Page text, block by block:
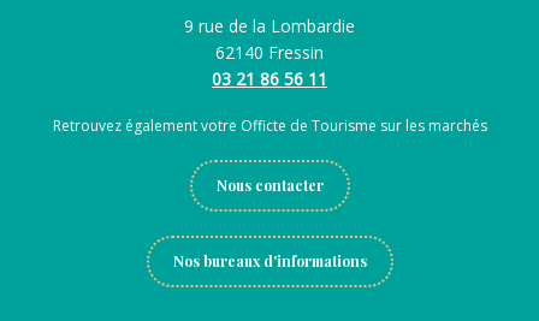
9 rue de la Lombardie
62140 Fressin
03 21 86 56 11
Retrouvez également votre Officte de Tourisme sur les marchés
Nous contacter
Nos bureaux d'informations